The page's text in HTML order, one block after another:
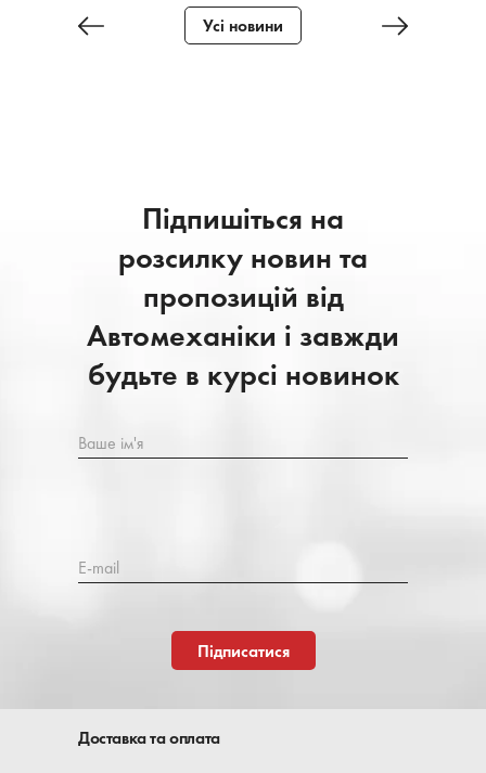
Усі новини
Підпишіться на
розсилку новин та
пропозицій від
Автомеханіки і завжди
будьте в курсі новинок
Ваше ім'я
E-mail
Підписатися
Доставка та оплата